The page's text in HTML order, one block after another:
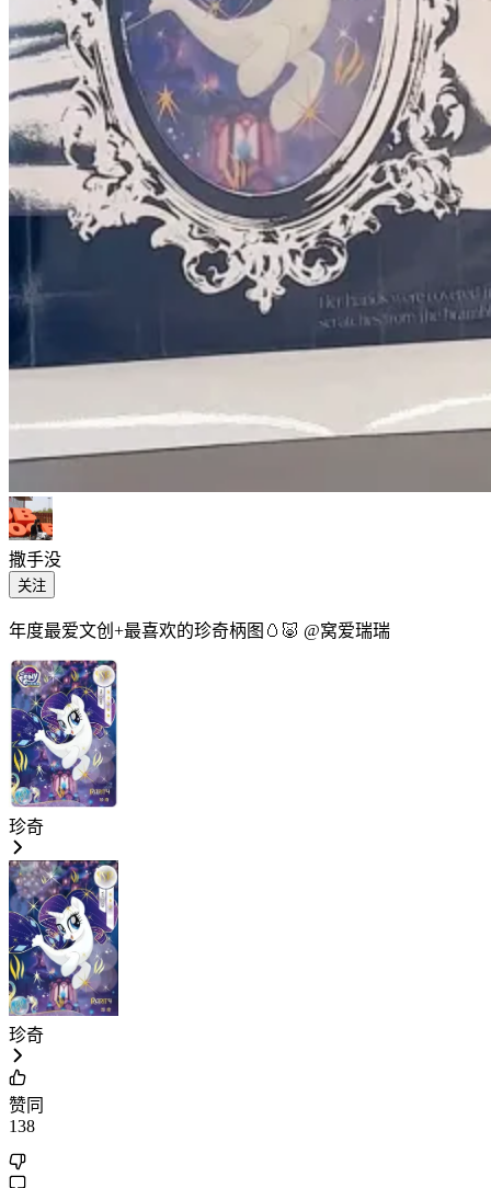
撒手没
关注
年度最爱文创+最喜欢的珍奇柄图🥚🐷 @窝爱瑞瑞
珍奇
珍奇
赞同
138